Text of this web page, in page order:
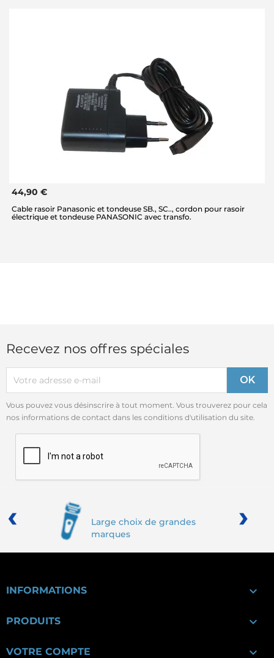
44,90 €
Cable rasoir Panasonic et tondeuse SB., SC.., cordon pour rasoir
électrique et tondeuse PANASONIC avec transfo.
Recevez nos offres spéciales
Vous pouvez vous désinscrire à tout moment. Vous trouverez pour cela
nos informations de contact dans les conditions d'utilisation du site.
Large choix de grandes
marques
‹ ›
INFORMATIONS 
PRODUITS 
VOTRE COMPTE 